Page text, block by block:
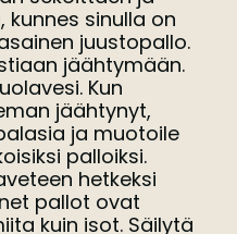
kunnes sinulla on
juustopallo.
jäähtymään.
Kun
jäähtynyt,
ja muotoile
palloiksi.
hetkeksi
pallot ovat
kuin isot. Säilytä